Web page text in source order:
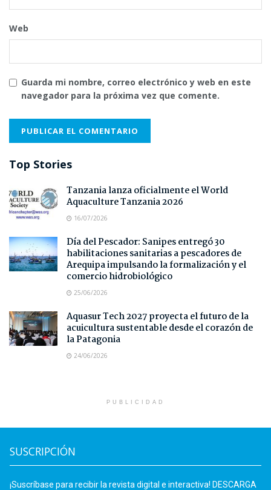
Web
Guarda mi nombre, correo electrónico y web en este
navegador para la próxima vez que comente.
Top Stories
Tanzania lanza oficialmente el World
Aquaculture Tanzania 2026
16/07/2026
Día del Pescador: Sanipes entregó 30
habilitaciones sanitarias a pescadores de
Arequipa impulsando la formalización y el
comercio hidrobiológico
25/06/2026
Aquasur Tech 2027 proyecta el futuro de la
acuicultura sustentable desde el corazón de
la Patagonia
24/06/2026
PUBLICIDAD
SUSCRIPCIÓN
¡Suscríbase para recibir la revista digital e interactiva! DESCARGA